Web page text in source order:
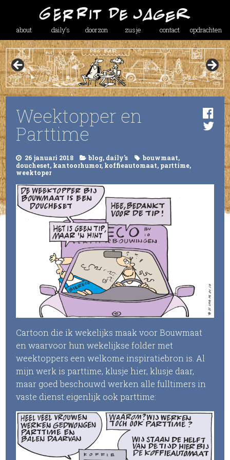
about daily’s doorzon zusje contact opdrachten
Weektopper en
Parttime
26 januari 2018 blog, daily's bouwmaat,
doucheset, kantoorhumor, koffieautomaat, parttime,
weektoper
Cartoon die ik wekelijks maak voor Bouwmaat
en waarvoor hun wekelijkse folder met
weektoppers een welkome inspiratiebron is. Al
mijn werk is parttime, klusje hier, klusje daar,
maar goed beschouwd werken alle fulltimers in
vaste dienst eigenlijk ook parttime: